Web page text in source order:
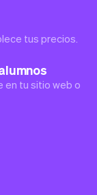
tus precios.
en tu sitio web o